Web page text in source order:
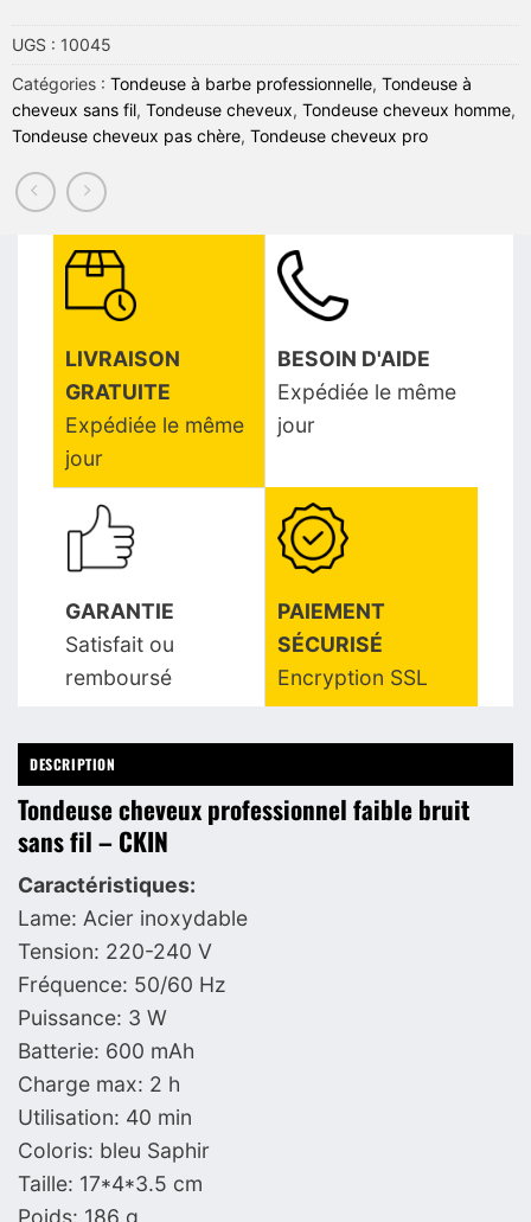
UGS : 10045
Catégories : Tondeuse à barbe professionnelle, Tondeuse à
cheveux sans fil, Tondeuse cheveux, Tondeuse cheveux homme,
Tondeuse cheveux pas chère, Tondeuse cheveux pro
LIVRAISON
GRATUITE
Expédiée le même
jour
BESOIN D'AIDE
Expédiée le même
jour
GARANTIE
Satisfait ou
remboursé
PAIEMENT
SÉCURISÉ
Encryption SSL
DESCRIPTION
Tondeuse cheveux professionnel faible bruit
sans fil – CKIN
Caractéristiques:
Lame: Acier inoxydable
Tension: 220-240 V
Fréquence: 50/60 Hz
Puissance: 3 W
Batterie: 600 mAh
Charge max: 2 h
Utilisation: 40 min
Coloris: bleu Saphir
Taille: 17*4*3.5 cm